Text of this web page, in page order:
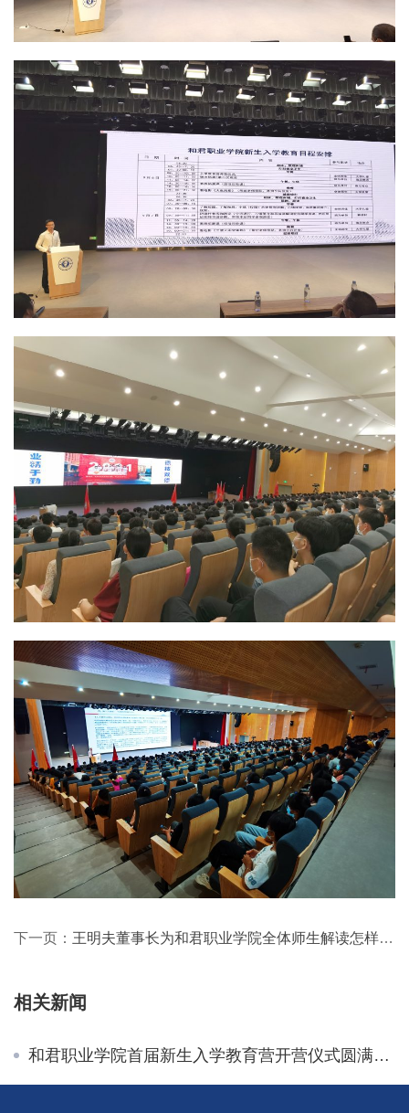
下一页： 王明夫董事长为和君职业学院全体师生解读怎样读大学
相关新闻
和君职业学院首届新生入学教育营开营仪式圆满结束